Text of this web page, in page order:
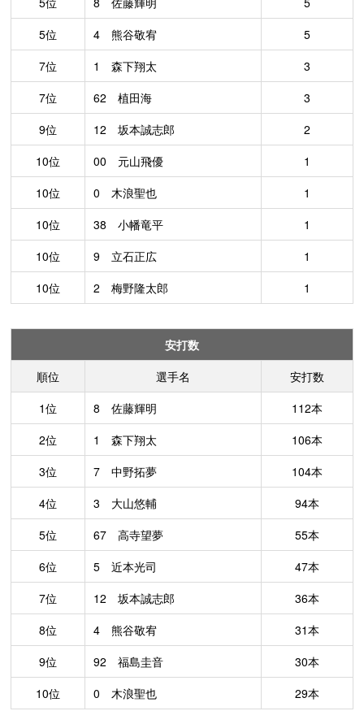
5位
4 熊谷敬宥
5
7位
1 森下翔太
3
7位
62 植田海
3
9位
12 坂本誠志郎
2
10位
00 元山飛優
1
10位
0 木浪聖也
1
10位
38 小幡竜平
1
10位
9 立石正広
1
10位
2 梅野隆太郎 1
安打数
順位
選手名
安打数
1位
8 佐藤輝明
112本
2位
1 森下翔太
106本
3位
7 中野拓夢
104本
4位
3 大山悠輔
94本
5位
67 高寺望夢
55本
6位
5 近本光司
47本
7位
12 坂本誠志郎
36本
8位
4 熊谷敬宥
31本
9位
92 福島圭音
30本
10位
0 木浪聖也 29本